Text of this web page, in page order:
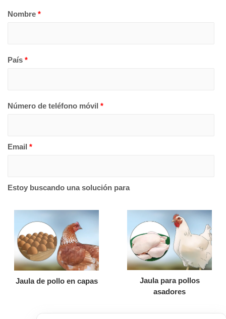
Nombre *
País *
Número de teléfono móvil *
Email *
Estoy buscando una solución para
Jaula de pollo en capas
Jaula para pollos
asadores